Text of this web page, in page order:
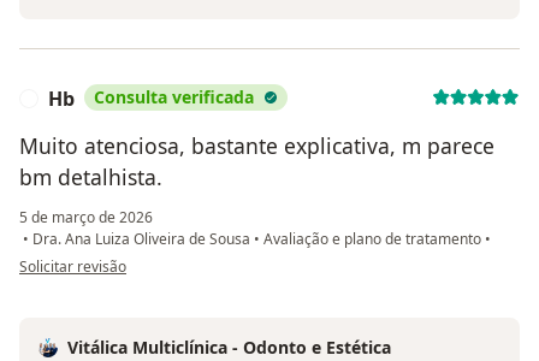
Hb Consulta verificada
Muito atenciosa, bastante explicativa, m parece
bm detalhista.
5 de março de 2026
• Dra. Ana Luiza Oliveira de Sousa • Avaliação e plano de tratamento •
na opinião do utilizador Hb
Solicitar revisão
Vitálica Multiclínica - Odonto e Estética